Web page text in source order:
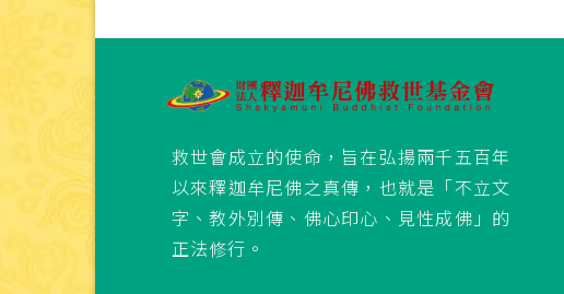
救世會成立的使命，旨在弘揚兩千五百年
以來釋迦牟尼佛之真傳，也就是「不立文
字、教外別傳、佛心印心、見性成佛」的
正法修行。